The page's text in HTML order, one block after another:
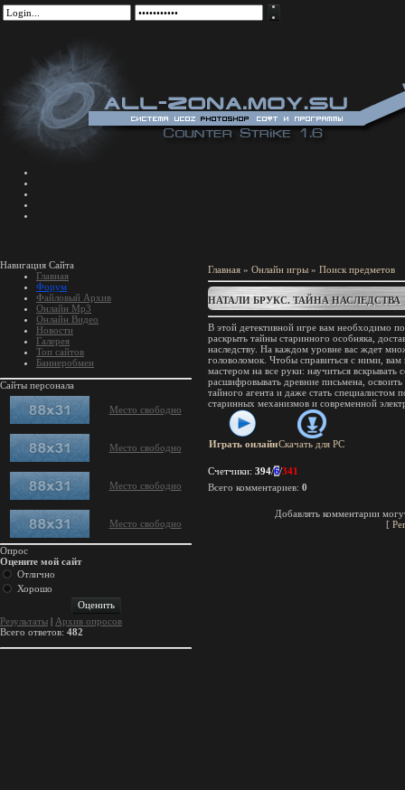
Навигация Сайта
Главная
Форум
Файловый Архив
Онлайн Mp3
Онлайн Видео
Новости
Галерея
Топ сайтов
Баннеробмен
Сайты персонала
Место свободно
Место свободно
Место свободно
Место свободно
Опрос
Оцените мой сайт
Отлично
Хорошо
Результаты | Архив опросов
Всего ответов: 482
Главная » Онлайн игры » Поиск предметов
НАТАЛИ БРУКС. ТАЙНА НАСЛЕДСТВА
В этой детективной игре вам необходимо
раскрыть тайны старинного особняка,
наследству. На каждом уровне вас ждет
головоломок. Чтобы справиться с ними, вам
мастером на все руки: научиться вскрывать
расшифровывать древние письмена, освоить
тайного агента и даже стать специалистом
старинных механизмов и современной
Играть онлайнСкачать для PC
Счетчики: 394/6/341
Всего комментариев: 0
Добавлять комментарии
[